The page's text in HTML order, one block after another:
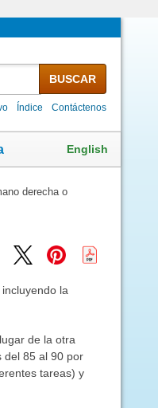
BUSCAR
Índice Contáctenos
English
derecha o
la
de la otra
del 85 al 90 por
tareas) y